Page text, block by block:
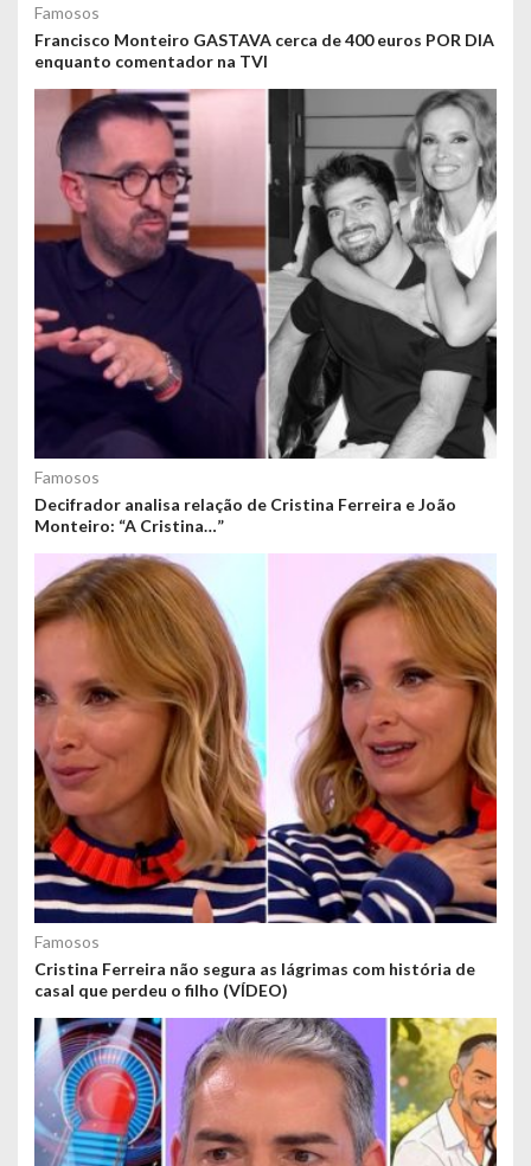
Famosos
Francisco Monteiro GASTAVA cerca de 400 euros POR DIA
enquanto comentador na TVI
Famosos
Decifrador analisa relação de Cristina Ferreira e João
Monteiro: “A Cristina…”
Famosos
Cristina Ferreira não segura as lágrimas com história de
casal que perdeu o filho (VÍDEO)